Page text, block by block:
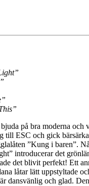
på bra moderna och
till ESC och gick
”Kung i baren”.
introducerar det
det blivit perfekt! Ett
låtar lätt uppstyltade
dansvänlig och glad.